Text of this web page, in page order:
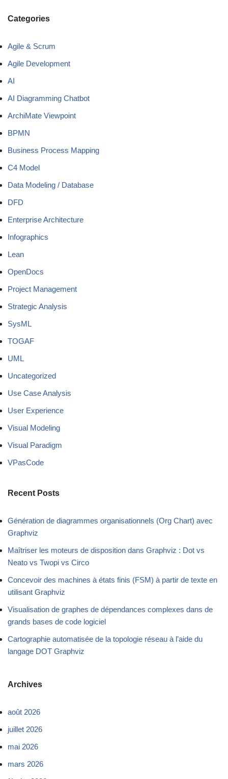
Categories
Agile & Scrum
Agile Development
AI
AI Diagramming Chatbot
ArchiMate Viewpoint
BPMN
Business Process Mapping
C4 Model
Data Modeling / Database
DFD
Enterprise Architecture
Infographics
Lean
OpenDocs
Project Management
Strategic Analysis
SysML
TOGAF
UML
Uncategorized
Use Case Analysis
User Experience
Visual Modeling
Visual Paradigm
VPasCode
Recent Posts
Génération de diagrammes organisationnels (Org Chart) avec
Graphviz
Maîtriser les moteurs de disposition dans Graphviz : Dot vs
Neato vs Twopi vs Circo
Concevoir des machines à états finis (FSM) à partir de texte en
utilisant Graphviz
Visualisation de graphes de dépendances complexes dans de
grands bases de code logiciel
Cartographie automatisée de la topologie réseau à l’aide du
langage DOT Graphviz
Archives
août 2026
juillet 2026
mai 2026
mars 2026